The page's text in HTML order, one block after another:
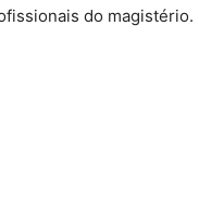
do magistério.